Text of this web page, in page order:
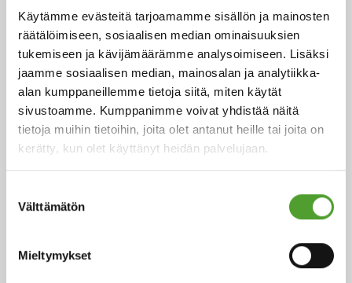
Käytämme evästeitä tarjoamamme sisällön ja mainosten
räätälöimiseen, sosiaalisen median ominaisuuksien
tukemiseen ja kävijämäärämme analysoimiseen. Lisäksi
jaamme sosiaalisen median, mainosalan ja analytiikka-
alan kumppaneillemme tietoja siitä, miten käytät
sivustoamme. Kumppanimme voivat yhdistää näitä
tietoja muihin tietoihin, joita olet antanut heille tai joita on
kerätty, kun olet käyttänyt heidän palvelujaan.
valinta
Välttämätön
Mieltymykset
Artikkeli
Mitä pesu- ja
puhdistusaineteollisuudelle kuuluu
tänään?